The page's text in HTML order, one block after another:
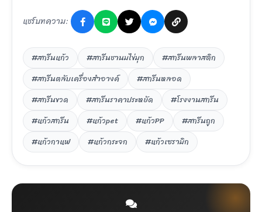
แชร์บทความ:
#สกรีนแก้ว #สกรีนชานมไข่มุก
#สกรีนพลาสติก
#สกรีนตลับเครื่องสำอางค์
#สกรีนหลอด
#สกรีนขวด
#สกรีนราคาประหยัด
#โรงงานสกรีน
#แก้วสกรีน
#แก้วpet #แก้วPP
#สกรีนถูก
#แก้วกาแฟ
#แก้วกระจก #แก้วเซรามิก